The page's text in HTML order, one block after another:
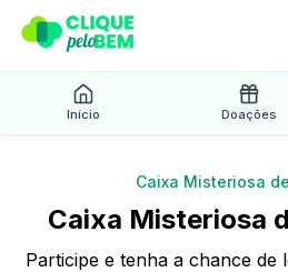
Início Doações
Caixa Misteriosa
Caixa Misteriosa
Participe e tenha a chance de